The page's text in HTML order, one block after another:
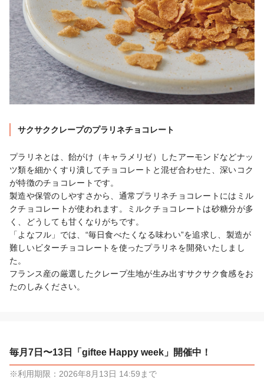
サクサククレープのプラリネチョコレート
プラリネとは、飴がけ（キャラメリゼ）したアーモンドなどナッ
ツ類を細かくすり潰してチョコレートと混ぜ合わせた、深いコク
が特徴のチョコレートです。
製造や保管のしやすさから、通常プラリネチョコレートにはミル
クチョコレートが使われます。ミルクチョコレートは砂糖分が多
く、どうしても甘くなりがちです。
「よなフル」では、“毎日食べたくなる味わい”を追求し、製造が
難しいビターチョコレートを使ったプラリネを開発いたしまし
た。
フランス産の厳選したクレープ生地が生み出すサクサク食感をお
たのしみください。
毎月7日〜13日「giftee Happy week」開催中！
※利用期限：2026年8月13日 14:59まで